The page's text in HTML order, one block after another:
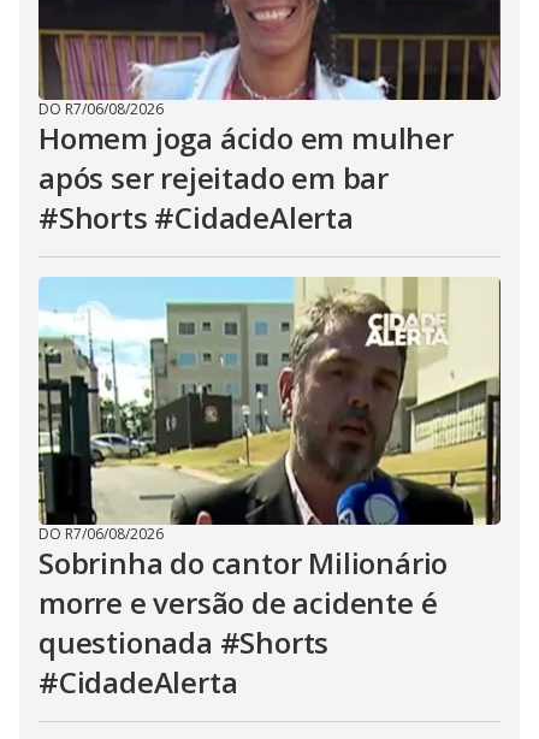
DO R7/06/08/2026
Homem joga ácido em mulher
após ser rejeitado em bar
#Shorts #CidadeAlerta
DO R7/06/08/2026
Sobrinha do cantor Milionário
morre e versão de acidente é
questionada #Shorts
#CidadeAlerta